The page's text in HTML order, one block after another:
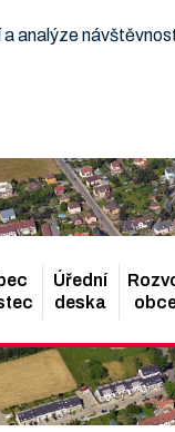
analýze
Úřední
deska